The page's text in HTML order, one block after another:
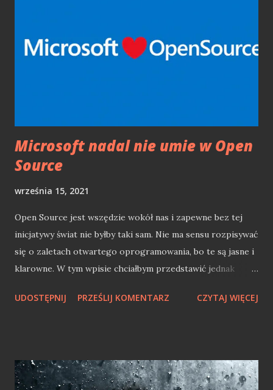
tuszem z butelki. W takim przypadku oryginalny tusz
kosztuje ok. 27 zł (65 ml), co jest niezmiernie atrakcyjne
Microsoft nadal nie umie w Open
Source
września 15, 2021
Open Source jest wszędzie wokół nas i zapewne bez tej
inicjatywy świat nie byłby taki sam. Nie ma sensu rozpisywać
się o zaletach otwartego oprogramowania, bo te są jasne i
klarowne. W tym wpisie chciałbym przedstawić jednak
został nieraz już wprowadzony w maliny. Powodem tego
Open Source miał trochę pod górkę. Steve Ballmer kiedyś
UDOSTĘPNIJ PRZEŚLIJ KOMENTARZ CZYTAJ WIĘCEJ